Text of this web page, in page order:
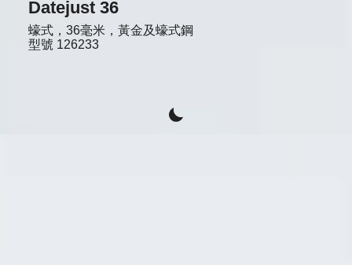
Datejust 36
蠔式，36毫米，黃金及蠔式鋼
型號 126233